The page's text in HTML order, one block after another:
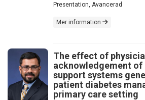
Presentation, Avancerad
Mer information
The effect of
acknowledgement
support systems
patient diabetes
primary care setting